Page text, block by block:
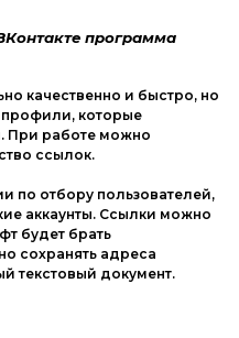
программа
качественно и быстро, но
профили, которые
При работе можно
ссылок.
по отбору пользователей,
аккаунты. Ссылки можно
будет брать
сохранять адреса
текстовый документ.